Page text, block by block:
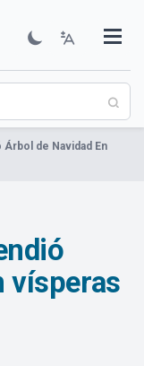
Árbol de Navidad En
vísperas